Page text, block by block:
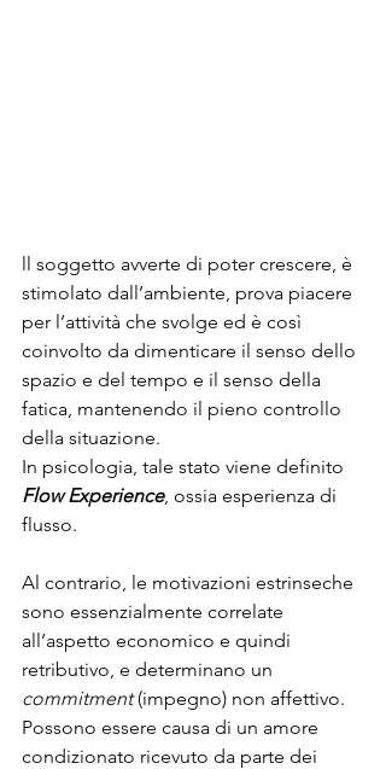
ll soggetto avverte di poter crescere, è
stimolato dall’ambiente, prova piacere
per l’attività che svolge ed è così
coinvolto da dimenticare il senso dello
spazio e del tempo e il senso della
fatica, mantenendo il pieno controllo
della situazione.
In psicologia, tale stato viene definito
Flow Experience, ossia esperienza di
flusso.
Al contrario, le motivazioni estrinseche
sono essenzialmente correlate
all’aspetto economico e quindi
retributivo, e determinano un
commitment (impegno) non affettivo.
Possono essere causa di un amore
condizionato ricevuto da parte dei